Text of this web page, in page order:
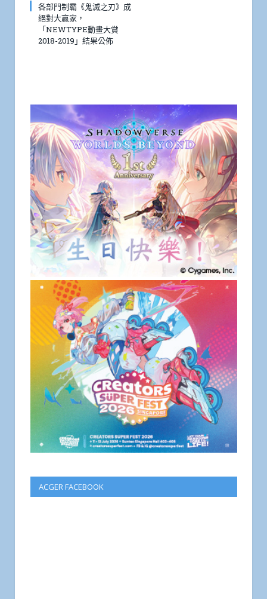
各部門制霸《鬼滅之刃》成
絕對大嬴家，
「NEWTYPE動畫大賞
2018-2019」結果公佈
ACGER FACEBOOK